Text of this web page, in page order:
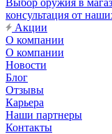
Выбор оружия в
консультация от
Акции
О компании
О компании
Новости
Блог
Отзывы
Карьера
Наши партнеры
Контакты